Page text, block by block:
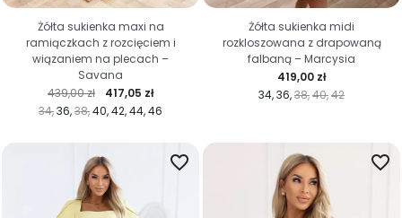
34 36 38 40 42 44 46
Cena regularna
439,00 zł Cena
417,05 zł
Żółta sukienka maxi na
ramiączkach z rozcięciem i
wiązaniem na plecach –
Savana
34 36 38 40 42
Cena
419,00 zł
Żółta sukienka midi
rozkloszowana z drapowaną
falbaną – Marcysia
favorite_border favorite_border